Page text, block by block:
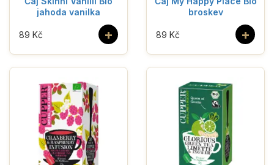
jahoda vanilka
+
89 Kč
broskev
+
89 Kč